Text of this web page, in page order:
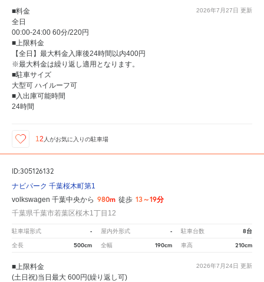
2026年7月27日 更新
■料金
全日
00:00-24:00 60分/220円
■上限料金
【全日】最大料金入庫後24時間以内400円
※最大料金は繰り返し適用となります。
■駐車サイズ
大型可 ハイルーフ可
■入出庫可能時間
24時間
12 人がお気に入りの駐車場
ID:305126132
ナビパーク 千葉桜木町第1
volkswagen 千葉中央から 980m 徒歩 13～19分
千葉県千葉市若葉区桜木1丁目12
駐車場形式 - 屋内外形式 - 駐車台数 8台
全長 500cm 全幅 190cm 車高 210cm
2026年7月24日 更新
■上限料金
(土日祝)当日最大 600円(繰り返し可)